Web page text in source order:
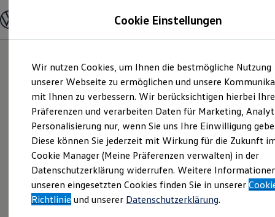
Hauptinhalt
springen
Footer
springen
Modelle und Konfigurator
Modelle vergleichen
Elektroautos
ENERGY Sondermodelle
Nutzfahrzeuge
SUV und CUV
Familienautos
Kombis
Kompaktwagen
Sportwagen
Schnell verfügbare Fahrzeuge
Angebote und Produkte
Aktuelle Angebote
E-Auto-Förderung
Volkswagen Marktplatz
Cookie Einstellungen
Wir nutzen Cookies, um Ihnen die bestmögliche Nutzung
unserer Webseite zu ermöglichen und unsere
mit Ihnen zu verbessern. Wir berücksichtigen hierbei Ihre
Präferenzen und verarbeiten Daten für Marketing,
Personalisierung nur, wenn Sie uns Ihre Einwilligung
Diese können Sie jederzeit mit Wirkung für die Zukunft
Cookie Manager (Meine Präferenzen verwalten) in der
Datenschutzerklärung widerrufen. Weitere
unseren eingesetzten Cookies finden Sie in unserer
Richtlinie und unserer Datenschutzerklärung.